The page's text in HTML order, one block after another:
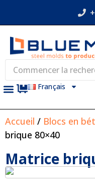
Français
Accueil / Blocs en
brique 80×40
Matrice